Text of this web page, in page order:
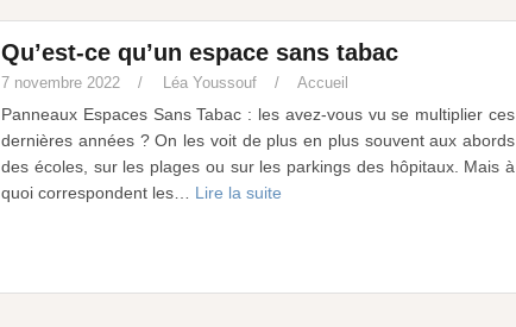
Qu’est-ce qu’un espace sans tabac
7 novembre 2022 Léa Youssouf Accueil
Panneaux Espaces Sans Tabac : les avez-vous vu se multiplier ces
dernières années ? On les voit de plus en plus souvent aux abords
des écoles, sur les plages ou sur les parkings des hôpitaux. Mais à
quoi correspondent les… Lire la suite